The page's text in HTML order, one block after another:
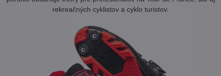
rekreačných cyklistov a cyklo turistov.